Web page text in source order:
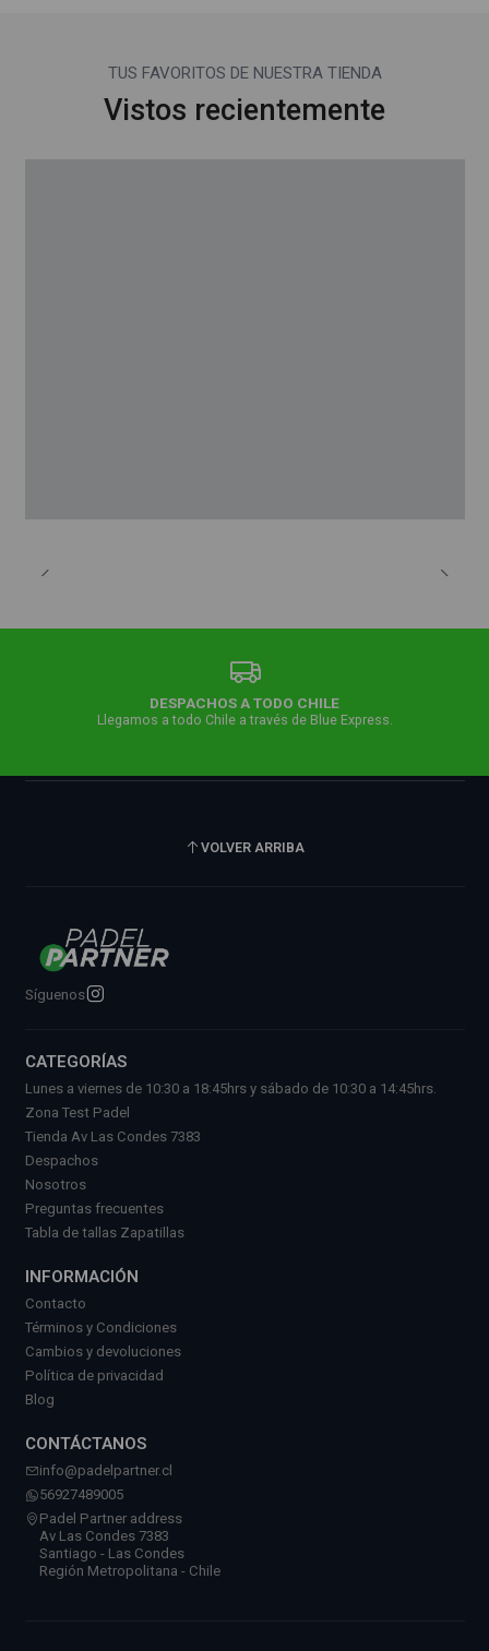
TUS FAVORITOS DE NUESTRA TIENDA
Vistos recientemente
DESPACHOS A TODO CHILE
Llegamos a todo Chile a través de Blue Express.
VOLVER ARRIBA
Síguenos
CATEGORÍAS
Lunes a viernes de 10:30 a 18:45hrs y sábado de 10:30 a 14:45hrs.
Zona Test Padel
Tienda Av Las Condes 7383
Despachos
Nosotros
Preguntas frecuentes
Tabla de tallas Zapatillas
INFORMACIÓN
Contacto
Términos y Condiciones
Cambios y devoluciones
Política de privacidad
Blog
CONTÁCTANOS
info@padelpartner.cl
56927489005
Padel Partner address
Av Las Condes 7383
Santiago - Las Condes
Región Metropolitana - Chile